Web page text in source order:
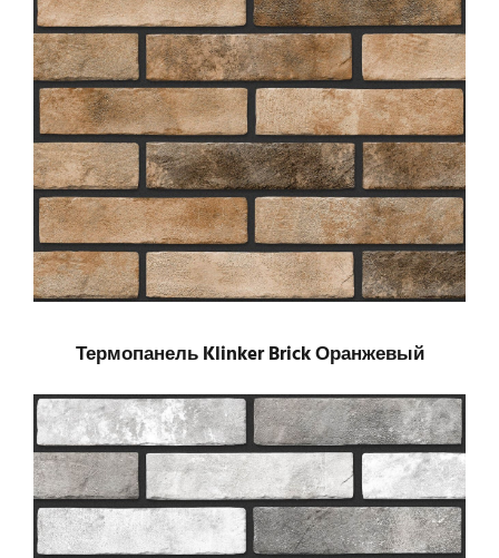
Термопанель Klinker Brick Оранжевый